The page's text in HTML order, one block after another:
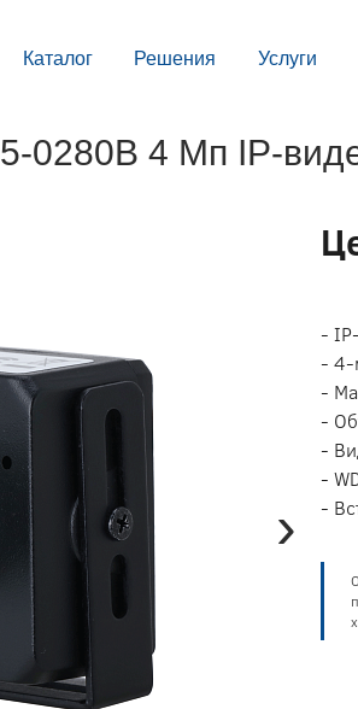
Каталог Решения Услуги
0280B 4 Мп IP-
›
-
- 4-
-
-
-
-
-